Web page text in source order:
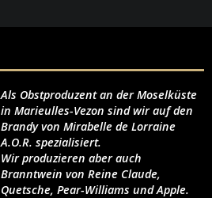
Als Obstproduzent an der Moselküste
in Marieulles-Vezon sind wir auf den
Brandy von Mirabelle de Lorraine
A.O.R. spezialisiert.
Wir produzieren aber auch
Branntwein von Reine Claude,
Quetsche, Pear-Williams und Apple.